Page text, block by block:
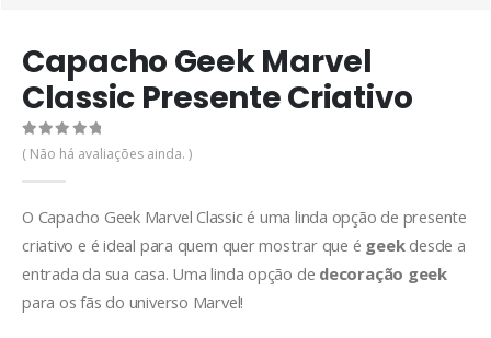
Capacho Geek Marvel
Classic Presente Criativo
0 de 5
( Não há avaliações ainda. )
O Capacho Geek Marvel Classic é uma linda opção de presente
criativo e é ideal para quem quer mostrar que é geekdesde a
entrada da sua casa. Uma linda opção de decoração geek
para os fãs do universo Marvel!